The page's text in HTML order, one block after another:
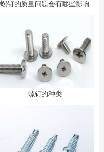
螺钉的质量问题会有哪些影响
螺钉的种类